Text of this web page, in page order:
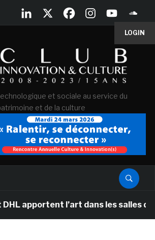
LOGIN
et sociale au service du
et de la culture
l’art dans les salles de